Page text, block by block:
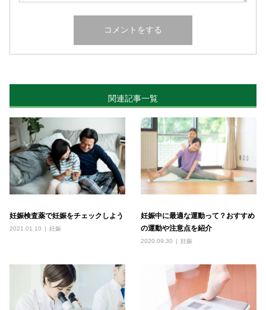
関連記事一覧
妊娠検査薬で妊娠をチェックしよう
2021.01.10 妊娠
妊娠中に最適な運動って？おすすめ
の運動や注意点を紹介
2020.09.30 妊娠